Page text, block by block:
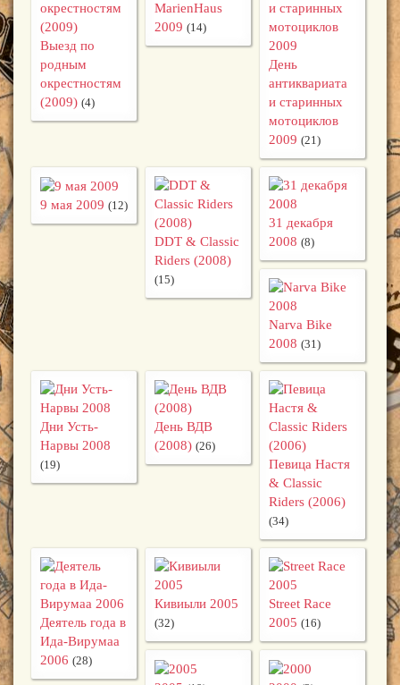
Выезд по
родным
окрестностям
(2009) (4)
MarienHaus
2009 (14)
День
антиквариата
и старинных
мотоциклов
2009 (21)
9 мая 2009 (12)
DDT & Classic
Riders (2008)
(15)
31 декабря
2008 (8)
Narva Bike
2008 (31)
Дни Усть-
Нарвы 2008
(19)
День ВДВ
(2008) (26)
Певица Настя
& Classic
Riders (2006)
(34)
Деятель года в
Ида-Вирумаа
2006 (28)
Кивиыли 2005
(32)
Street Race
2005 (16)